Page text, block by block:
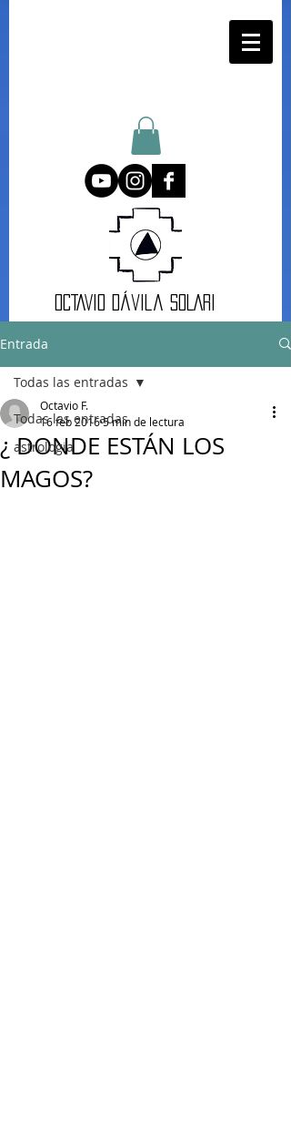
oCTAVIO DÁvila SOLARI
Entrada
Todas las entradas
astrologia
Todas las entradas
¿ DONDE ESTÁN LOS
MAGOS?
Octavio F.
16 feb 20165 min de lectura